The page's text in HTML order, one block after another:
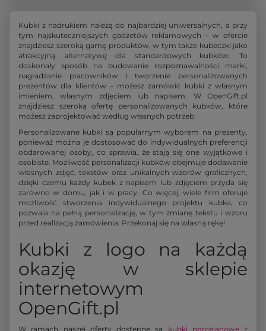
Kubki z nadrukiem należą do najbardziej uniwersalnych, a przy
tym najskuteczniejszych gadżetów reklamowych – w ofercie
znajdziesz szeroką gamę produktów, w tym także kubeczki jako
atrakcyjną alternatywę dla standardowych kubków. To
doskonały sposób na budowanie rozpoznawalności marki,
nagradzanie pracowników i tworzenie personalizowanych
prezentów dla klientów – możesz zamówić kubki z własnym
imieniem, własnym zdjęciem lub napisem. W OpenGift.pl
znajdziesz szeroką ofertę personalizowanych kubków, które
możesz zaprojektować według własnych potrzeb.
Personalizowane kubki są popularnym wyborem na prezenty,
ponieważ można je dostosować do indywidualnych preferencji
obdarowanej osoby, co sprawia, że stają się one wyjątkowe i
osobiste. Możliwość personalizacji kubków obejmuje dodawanie
własnych zdjęć, tekstów oraz unikalnych wzorów graficznych,
dzięki czemu każdy kubek z napisem lub zdjęciem przyda się
zarówno w domu, jak i w pracy. Co więcej, wiele firm oferuje
możliwość stworzenia indywidualnego projektu kubka, co
pozwala na pełną personalizację, w tym zmianę tekstu i wzoru
przed realizacją zamówienia. Przekonaj się na własną rękę!
Kubki z logo na każdą
okazję w sklepie
internetowym
OpenGift.pl
W ramach naszej oferty dostępne są kubki porcelanowe z